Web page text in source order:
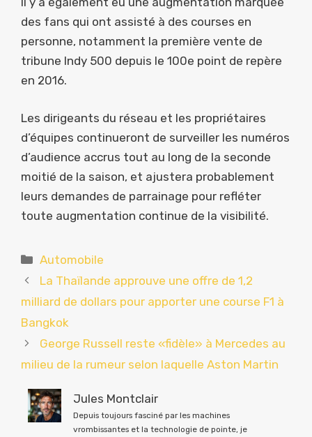
des fans qui ont assisté à des courses en
personne, notamment la première vente de
tribune Indy 500 depuis le 100e point de repère
en 2016.
Les dirigeants du réseau et les propriétaires
d’équipes continueront de surveiller les numéros
d’audience accrus tout au long de la seconde
moitié de la saison, et ajustera probablement
leurs demandes de parrainage pour refléter
toute augmentation continue de la visibilité.
Catégories
Automobile
La Thaïlande approuve une offre de 1,2
milliard de dollars pour apporter une course F1 à
Bangkok
George Russell reste «fidèle» à Mercedes au
milieu de la rumeur selon laquelle Aston Martin
Jules Montclair
Depuis toujours fasciné par les machines
vrombissantes et la technologie de pointe, je